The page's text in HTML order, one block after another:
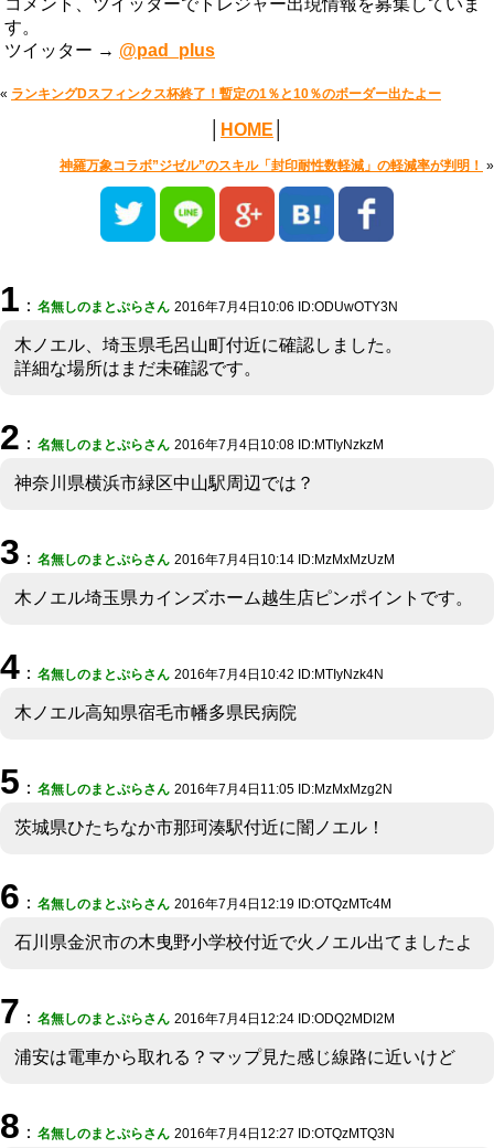
コメント、ツイッターでトレジャー出現情報を募集していま
す。
ツイッター → @pad_plus
« ランキングDスフィンクス杯終了！暫定の1％と10％のボーダー出たよー
HOME
神羅万象コラボ”ジゼル”のスキル「封印耐性数軽減」の軽減率が判明！ »
1 ： 名無しのまとぷらさん 2016年7月4日10:06 ID:ODUwOTY3N
木ノエル、埼玉県毛呂山町付近に確認しました。
詳細な場所はまだ未確認です。
2 ： 名無しのまとぷらさん 2016年7月4日10:08 ID:MTIyNzkzM
神奈川県横浜市緑区中山駅周辺では？
3 ： 名無しのまとぷらさん 2016年7月4日10:14 ID:MzMxMzUzM
木ノエル埼玉県カインズホーム越生店ピンポイントです。
4 ： 名無しのまとぷらさん 2016年7月4日10:42 ID:MTIyNzk4N
木ノエル高知県宿毛市幡多県民病院
5 ： 名無しのまとぷらさん 2016年7月4日11:05 ID:MzMxMzg2N
茨城県ひたちなか市那珂湊駅付近に闇ノエル！
6 ： 名無しのまとぷらさん 2016年7月4日12:19 ID:OTQzMTc4M
石川県金沢市の木曳野小学校付近で火ノエル出てましたよ
7 ： 名無しのまとぷらさん 2016年7月4日12:24 ID:ODQ2MDI2M
浦安は電車から取れる？マップ見た感じ線路に近いけど
8 ： 名無しのまとぷらさん 2016年7月4日12:27 ID:OTQzMTQ3N